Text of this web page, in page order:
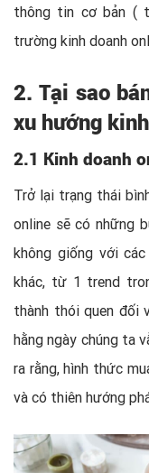
thông tin cơ bản (
trường kinh doanh
2. Tại sao
xu hướng
2.1 Kinh doanh
Trở lại trạng thái
online sẽ có những
không giống với
khác, từ 1 trend
thành thói quen đối
hằng ngày chúng ta
ra rằng, hình thức
và có thiên hướng